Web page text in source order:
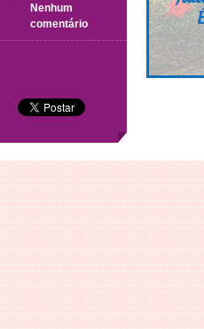
Nenhum
comentárioem
Ser